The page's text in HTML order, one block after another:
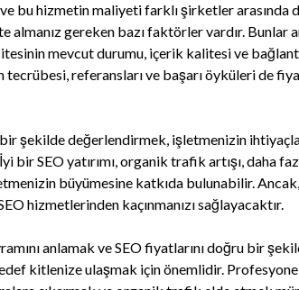
bu hizmetin maliyeti farklı şirketler arasında
gereken bazı faktörler vardır. Bunlar
mevcut durumu, içerik kalitesi ve
tecrübesi, referansları ve başarı öyküleri de
şekilde değerlendirmek, işletmenizin
bir SEO yatırımı, organik trafik artışı, daha
büyümesine katkıda bulunabilir.
hizmetlerinden kaçınmanızı sağlayacaktır.
anlamak ve SEO fiyatlarını doğru bir
kitlenize ulaşmak için önemlidir.